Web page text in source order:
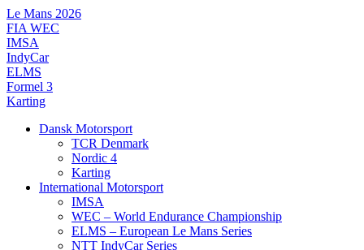
Videre
til
indhold
Le Mans 2026
FIA WEC
IMSA
IndyCar
ELMS
Formel 3
Karting
Dansk Motorsport
TCR Denmark
Nordic 4
Karting
International Motorsport
IMSA
WEC – World Endurance Championship
ELMS – European Le Mans Series
NTT IndyCar Series